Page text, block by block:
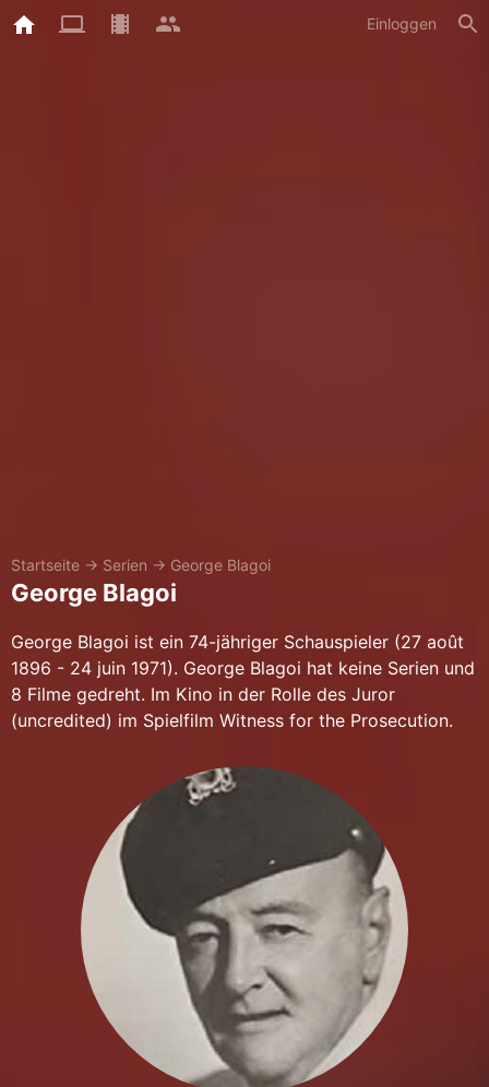
Einloggen
Startseite → Serien → George Blagoi
George Blagoi
George Blagoi ist ein 74-jähriger Schauspieler (27 août
1896 - 24 juin 1971). George Blagoi hat keine Serien und
8 Filme gedreht. Im Kino in der Rolle des Juror
(uncredited) im Spielfilm Witness for the Prosecution.